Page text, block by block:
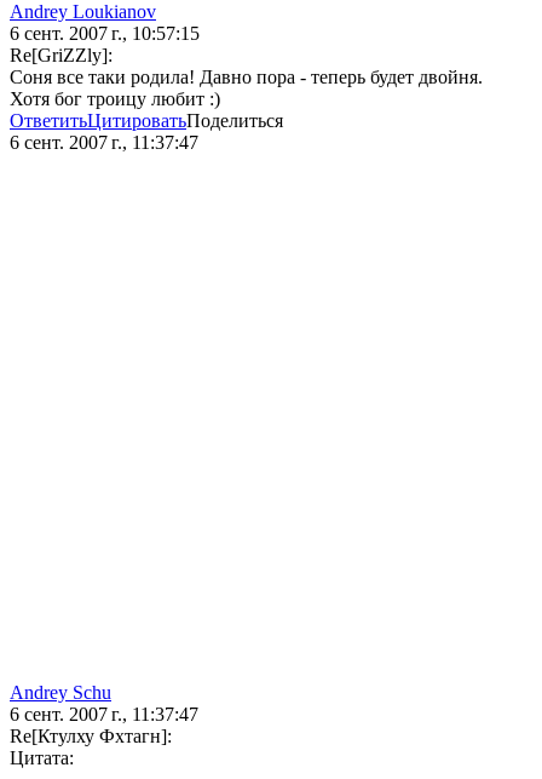
Andrey Loukianov
6 сент. 2007 г., 10:57:15
Re[GriZZly]:
Соня все таки родила! Давно пора - теперь будет двойня.
Хотя бог троицу любит :)
ОтветитьЦитироватьПоделиться
6 сент. 2007 г., 11:37:47
Andrey Schu
6 сент. 2007 г., 11:37:47
Re[Ктулху Фхтагн]:
Цитата: